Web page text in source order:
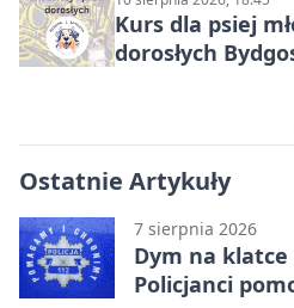
Kurs dla psiej
dorosłych
Ostatnie Artykuły
7 sierpnia 2026
Dym na klatce
Policjanci